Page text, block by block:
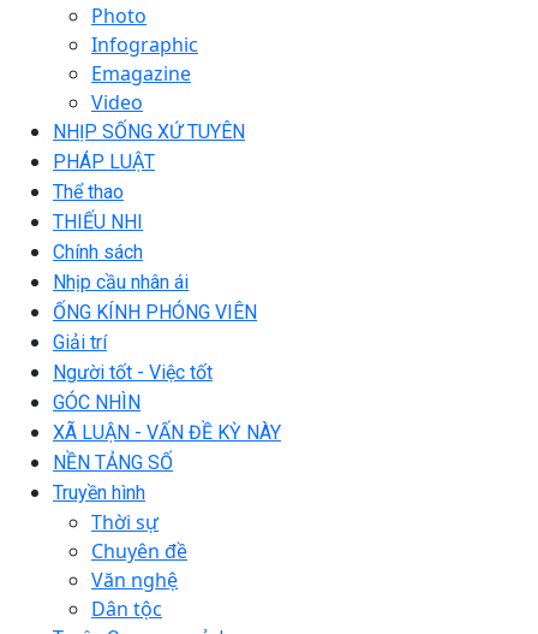
Photo
Infographic
Emagazine
Video
NHỊP SỐNG XỨ TUYÊN
PHÁP LUẬT
Thể thao
THIẾU NHI
Chính sách
Nhịp cầu nhân ái
ỐNG KÍNH PHÓNG VIÊN
Giải trí
Người tốt - Việc tốt
GÓC NHÌN
XÃ LUẬN - VẤN ĐỀ KỲ NÀY
NỀN TẢNG SỐ
Truyền hình
Thời sự
Chuyên đề
Văn nghệ
Dân tộc